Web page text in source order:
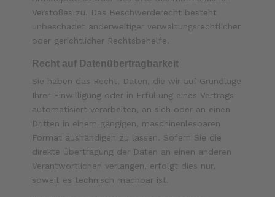
Verstoßes zu. Das Beschwerderecht besteht
unbeschadet anderweitiger verwaltungsrechtlicher
oder gerichtlicher Rechtsbehelfe.
Recht auf Daten­übertrag­barkeit
Sie haben das Recht, Daten, die wir auf Grundlage
Ihrer Einwilligung oder in Erfüllung eines Vertrags
automatisiert verarbeiten, an sich oder an einen
Dritten in einem gängigen, maschinenlesbaren
Format aushändigen zu lassen. Sofern Sie die
direkte Übertragung der Daten an einen anderen
Verantwortlichen verlangen, erfolgt dies nur,
soweit es technisch machbar ist.